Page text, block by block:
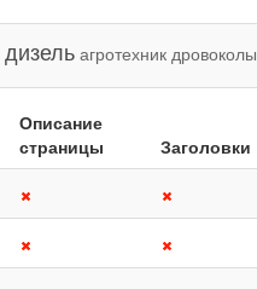
дизель агротехник дровоколы
Описание
страницы
Заголовки